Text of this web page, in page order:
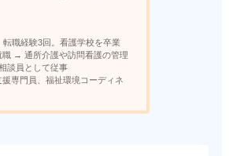
転職経験3回。看護学校を卒業
職 → 通所介護や訪問看護の管理
談員として従事
専門員、福祉環境コーディネ